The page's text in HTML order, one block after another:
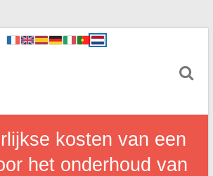
kosten van een
het onderhoud van